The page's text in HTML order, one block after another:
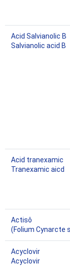
Acid Salvianolic B
Salvianolic acid B
Acid tranexamic
Tranexamic aicd
Actisô
(Folium Cynarcte
Acyclovir
Acyclovir